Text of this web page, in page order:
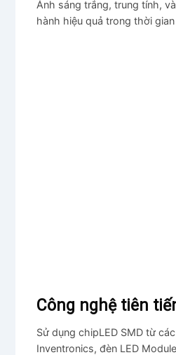
Ánh sáng trắng, trung tính,
hành hiệu quả trong thời gian
Công nghệ tiên
Sử dụng chipLED SMD từ
Inventronics, đèn LED